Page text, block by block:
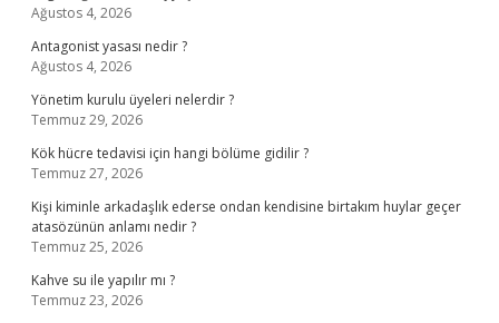
Ağustos 4, 2026
Antagonist yasası nedir ?
Ağustos 4, 2026
Yönetim kurulu üyeleri nelerdir ?
Temmuz 29, 2026
Kök hücre tedavisi için hangi bölüme gidilir ?
Temmuz 27, 2026
Kişi kiminle arkadaşlık ederse ondan kendisine birtakım huylar geçer
atasözünün anlamı nedir ?
Temmuz 25, 2026
Kahve su ile yapılır mı ?
Temmuz 23, 2026